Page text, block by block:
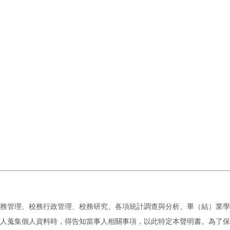
管理、校務行政管理、校務研究、各項統計調查與分析、畢（結）業
蒐集個人資料時，得告知當事人相關事項，以此特定本聲明書。為了